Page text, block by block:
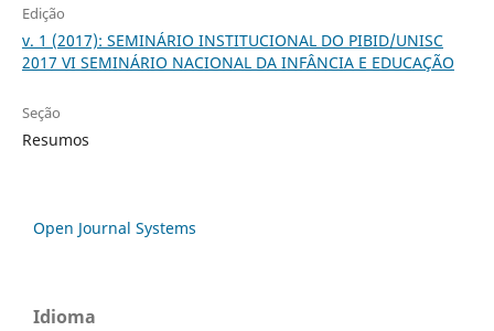
Edição
v. 1 (2017): SEMINÁRIO INSTITUCIONAL DO PIBID/UNISC
2017 VI SEMINÁRIO NACIONAL DA INFÂNCIA E EDUCAÇÃO
Seção
Resumos
Open Journal Systems
Idioma